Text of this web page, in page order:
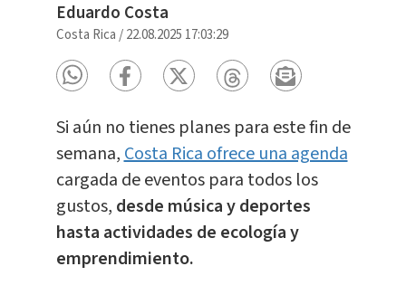
Eduardo Costa
Costa Rica /22.08.2025 17:03:29
Si aún no tienes planes para este fin de
semana,Costa Rica ofrece una agenda
cargada de eventos para todos los
gustos, desde música y deportes
hasta actividades de ecología y
emprendimiento.